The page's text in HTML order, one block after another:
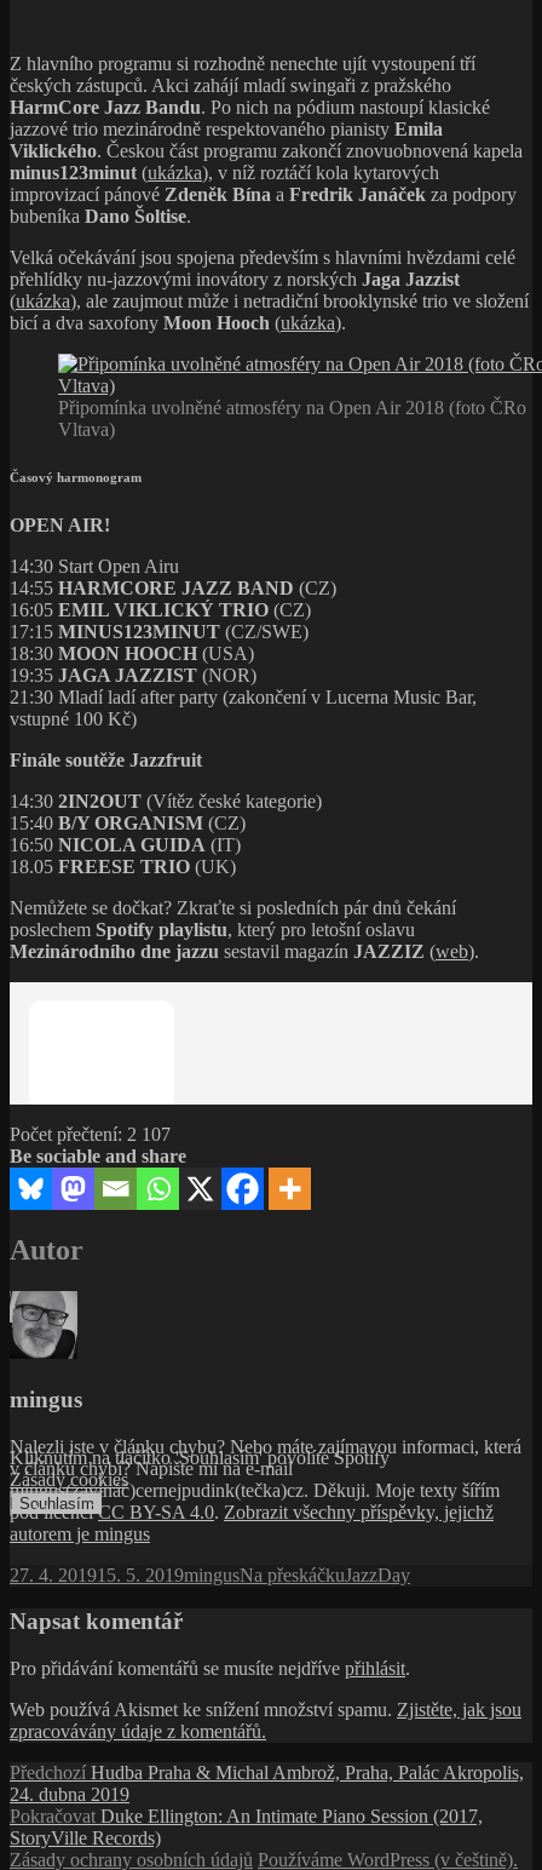
Z hlavního programu si rozhodně nenechte ujít vystoupení tří
českých zástupců. Akci zahájí mladí swingaři z pražského
HarmCore Jazz Bandu. Po nich na pódium nastoupí klasické
jazzové trio mezinárodně respektovaného pianisty Emila
Viklického. Českou část programu zakončí znovuobnovená kapela
minus123minut (ukázka), v níž roztáčí kola kytarových
improvizací pánové Zdeněk Bína a Fredrik Janáček za podpory
bubeníka Dano Šoltise.
Velká očekávání jsou spojena především s hlavními hvězdami celé
přehlídky nu-jazzovými inovátory z norských Jaga Jazzist
(ukázka), ale zaujmout může i netradiční brooklynské trio ve složení
bicí a dva saxofony Moon Hooch (ukázka).
Připomínka uvolněné atmosféry na Open Air 2018 (foto ČRo
Vltava)
Časový harmonogram
OPEN AIR!
14:30 Start Open Airu
14:55 HARMCORE JAZZ BAND (CZ)
16:05 EMIL VIKLICKÝ TRIO (CZ)
17:15 MINUS123MINUT (CZ/SWE)
18:30 MOON HOOCH (USA)
19:35 JAGA JAZZIST (NOR)
21:30 Mladí ladí after party (zakončení v Lucerna Music Bar,
vstupné 100 Kč)
Finále soutěže Jazzfruit
14:30 2IN2OUT (Vítěz české kategorie)
15:40 B/Y ORGANISM (CZ)
16:50 NICOLA GUIDA (IT)
18.05 FREESE TRIO (UK)
Nemůžete se dočkat? Zkraťte si posledních pár dnů čekání
poslechem Spotify playlistu, který pro letošní oslavu
Mezinárodního dne jazzu sestavil magazín JAZZIZ (web).
Kliknutím na tlačítko 'Souhlasím' povolíte Spotify
Zásady cookies
Souhlasím
Počet přečtení: 2 107
Be sociable and share
Autor
mingus
Nalezli jste v článku chybu? Nebo máte zajímavou informaci, která
v článku chybí? Napište mi na e-mail
mingus(zavínáč)cernejpudink(tečka)cz. Děkuji. Moje texty šířím
pod licencíCC BY-SA 4.0. Zobrazit všechny příspěvky, jejichž
autorem je mingus
Publikováno:
27. 4. 201915. 5. 2019Autor:
mingusRubriky:
Na přeskáčkuŠtítky:
JazzDay
Napsat komentář
Pro přidávání komentářů se musíte nejdříve přihlásit.
Web používá Akismet ke snížení množství spamu. Zjistěte, jak jsou
zpracovávány údaje z komentářů.
Navigace
pro
příspěvek
Předchozí Předchozí
příspěvek:
Hudba Praha & Michal Ambrož, Praha, Palác Akropolis,
24. dubna 2019
Pokračovat Následující
příspěvek:
Duke Ellington: An Intimate Piano Session (2017,
StoryVille Records)
Zásady ochrany osobních údajů Používáme WordPress (v češtině).